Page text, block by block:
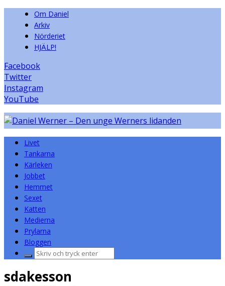
Om Daniel
Arkiv
Nörderiet
HJÄLP!
Facebook
Twitter
Instagram
YouTube
Livet
Tankarna
Kärleken
Jobbet
Hemmet
Sexet
Katten
Medierna
Prylarna
Bloggen
Sök
sdakesson